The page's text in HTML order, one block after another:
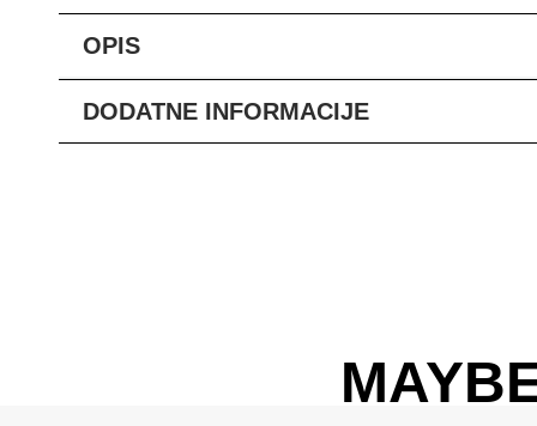
OPIS
DODATNE INFORMACIJE